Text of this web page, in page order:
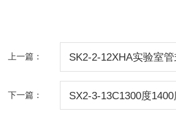
上一篇： SK2-2-12XHA实验室
下一篇： SX2-3-13C1300度